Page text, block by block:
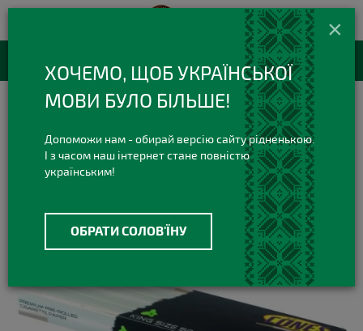
+38(073)420 420 3
Viber Telegram
RU
Конусы Mountain High Original Cones Basic50 King Size
×
ХОЧЕМО, ЩОБ УКРАЇНСЬКОЇ
МОВИ БУЛО БІЛЬШЕ!
Допоможи нам - обирай версію сайту рідненькою.
І з часом наш інтернет стане повністю
українським!
ОБРАТИ СОЛОВ'ЇНУ